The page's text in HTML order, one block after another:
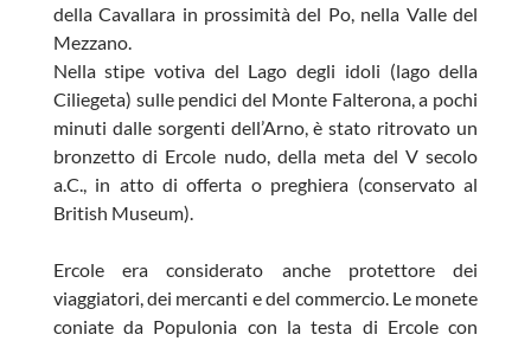
della Cavallara in prossimità del Po, nella Valle del
Mezzano.
Nella stipe votiva del Lago degli idoli (lago della
Ciliegeta) sulle pendici del Monte Falterona, a pochi
minuti dalle sorgenti dell’Arno, è stato ritrovato un
bronzetto di Ercole nudo, della meta del V secolo
a.C., in atto di offerta o preghiera (conservato al
British Museum).
Ercole era considerato anche protettore dei
viaggiatori, dei mercanti e del commercio. Le monete
coniate da Populonia con la testa di Ercole con